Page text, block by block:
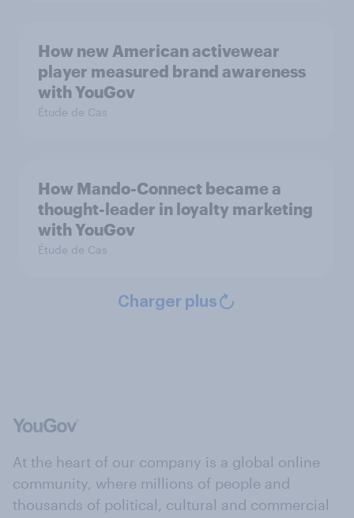
How new American activewear
player measured brand awareness
with YouGov
Étude de Cas
How Mando-Connect became a
thought-leader in loyalty marketing
with YouGov
Étude de Cas
Charger plus
At the heart of our company is a global online
community, where millions of people and
thousands of political, cultural and commercial